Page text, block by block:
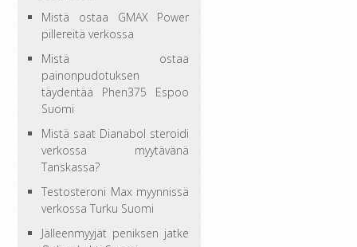
Mistä ostaa GMAX Power
pillereitä verkossa
Mistä ostaa
painonpudotuksen
täydentää Phen375 Espoo
Suomi
Mistä saat Dianabol steroidi
verkossa myytävänä
Tanskassa?
Testosteroni Max myynnissä
verkossa Turku Suomi
Jälleenmyyjät peniksen jatke